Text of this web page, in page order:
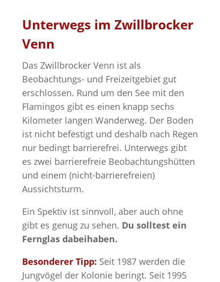
Unterwegs im Zwillbrocker
Venn
Das Zwillbrocker Venn ist als
Beobachtungs- und Freizeitgebiet gut
erschlossen. Rund um den See mit den
Flamingos gibt es einen knapp sechs
Kilometer langen Wanderweg. Der Boden
ist nicht befestigt und deshalb nach Regen
nur bedingt barrierefrei. Unterwegs gibt
es zwei barrierefreie Beobachtungshütten
und einem (nicht-barrierefreien)
Aussichtsturm.
Ein Spektiv ist sinnvoll, aber auch ohne
gibt es genug zu sehen. Du solltest ein
Fernglas dabeihaben.
Besonderer Tipp: Seit 1987 werden die
Jungvögel der Kolonie beringt. Seit 1995